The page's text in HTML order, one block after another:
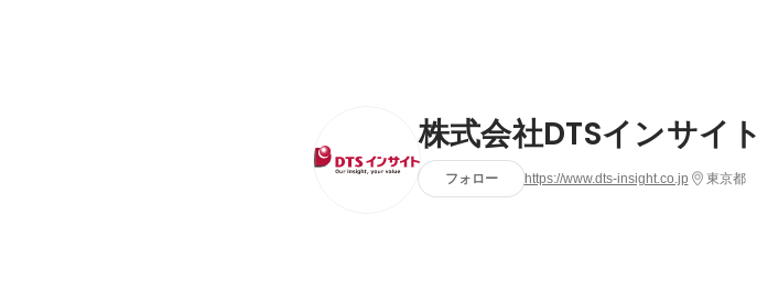
株式会社DTSインサイト
フォロー https://www.dts-insight.co.jp 東京都